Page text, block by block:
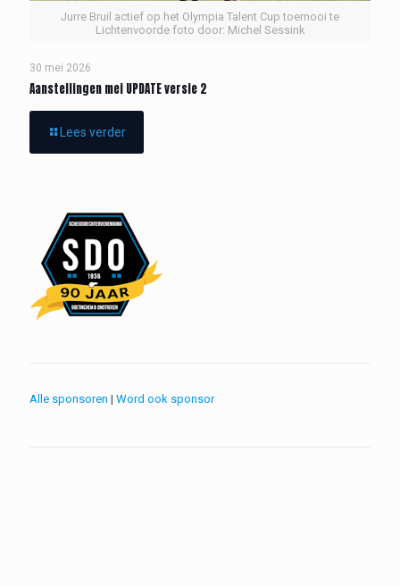
Jurre Bruil actief op het Olympia Talent Cup toernooi te
Lichtenvoorde foto door: Michel Sessink
30 mei 2026
Aanstellingen mei UPDATE versie 2
Lees verder
Alle sponsoren | Word ook sponsor